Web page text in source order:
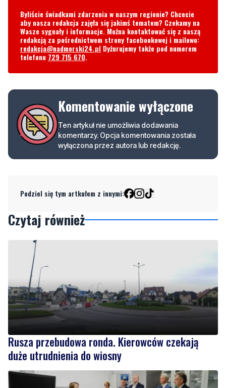
redakcja@nadmorski24.plDyżurujemy także pod numerem
telefonu729 715 670.
Komentowanie wyłączone
Ten artykuł nie umożliwia dodawania
wyłączona przez autora lub redakcję.
Podziel się tym artkułem z innymi:
Rusza przebudowa ronda. Kierowców czekają
duże utrudnienia do wiosny